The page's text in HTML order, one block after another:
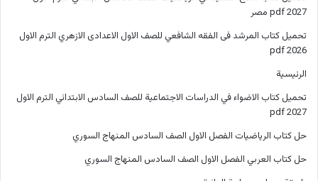
2027 pdf مصر
تحميل كتاب المرشد فى الفقه الشافعي للصف الاول الاعدادى الازهري الترم الاول
2026 pdf
الرئيسية
تحميل كتاب الاضواء في الدراسات الاجتماعية للصف السادس الابتدائي الترم الاول
2027 pdf
حل كتاب الرياضيات الفصل الاول الصف السادس المنهاج السوري
حل كتاب العربي الفصل الاول الصف السادس المنهاج السوري